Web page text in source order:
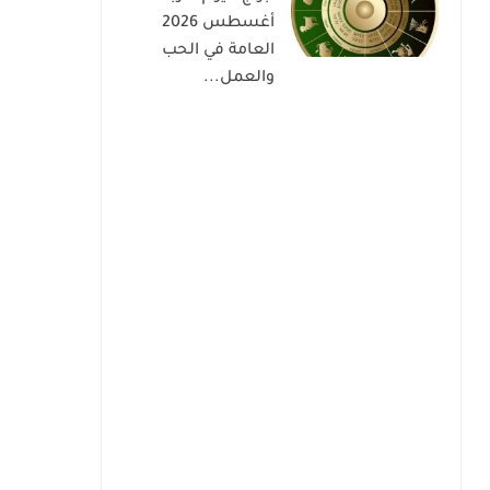
أغسطس 2026
العامة في الحب
والعمل...